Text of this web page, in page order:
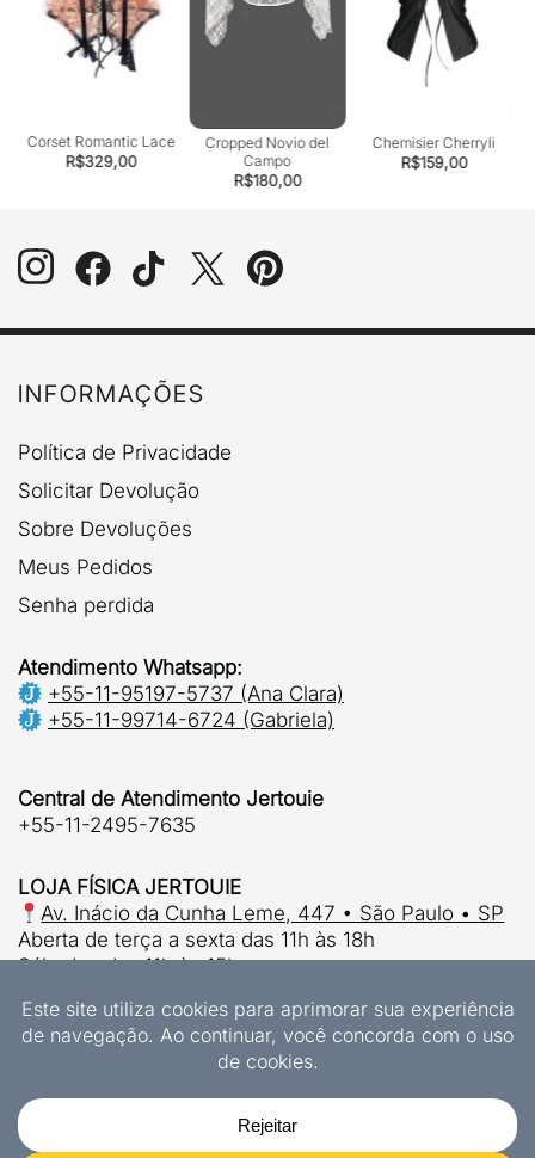
Corset Romantic Lace
R$329,00
Cropped Novio del
Campo
R$180,00
Chemisier Cherryli
R$159,00
INFORMAÇÕES
Política de Privacidade
Solicitar Devolução
Sobre Devoluções
Meus Pedidos
Senha perdida
Atendimento Whatsapp:
+55-11-95197-5737 (Ana Clara)
+55-11-99714-6724 (Gabriela)
Central de Atendimento Jertouie
+55-11-2495-7635
LOJA FÍSICA JERTOUIE
Av. Inácio da Cunha Leme, 447 • São Paulo • SP
Aberta de terça a sexta das 11h às 18h
Sábados das 11h às 15h.
© 2026 | Jertouie Ltda
CNPJ 37.915.853/0001-63
JERTOUIE LTDA